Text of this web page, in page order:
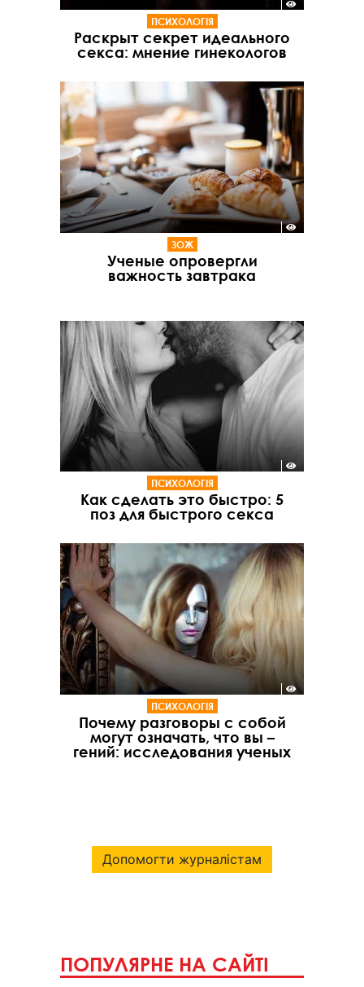
ПСИХОЛОГІЯ
Раскрыт секрет идеального
секса: мнение гинекологов
ЗОЖ
Ученые опровергли
важность завтрака
ПСИХОЛОГІЯ
Как сделать это быстро: 5
поз для быстрого секса
ПСИХОЛОГІЯ
Почему разговоры с собой
могут означать, что вы –
гений: исследования ученых
Допомогти журналістам
ПОПУЛЯРНЕ НА САЙТІ